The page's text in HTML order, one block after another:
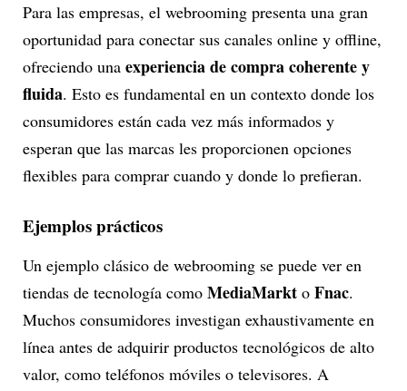
Para las empresas, el webrooming presenta una gran
oportunidad para conectar sus canales online y offline,
ofreciendo una experiencia de compra coherente y
fluida. Esto es fundamental en un contexto donde los
consumidores están cada vez más informados y
esperan que las marcas les proporcionen opciones
flexibles para comprar cuando y donde lo prefieran.
Ejemplos prácticos
Un ejemplo clásico de webrooming se puede ver en
tiendas de tecnología como MediaMarkt o Fnac.
Muchos consumidores investigan exhaustivamente en
línea antes de adquirir productos tecnológicos de alto
valor, como teléfonos móviles o televisores. A